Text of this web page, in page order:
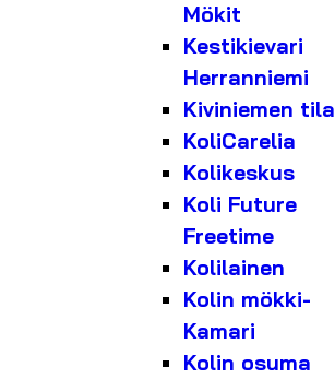
Mökit
Kestikievari
Herranniemi
Kiviniemen tila
KoliCarelia
Kolikeskus
Koli Future
Freetime
Kolilainen
Kolin mökki-
Kamari
Kolin osuma